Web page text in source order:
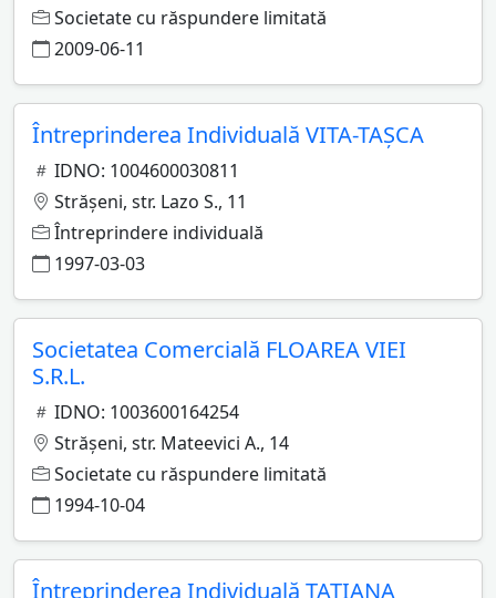
Societate cu răspundere limitată
2009-06-11
Întreprinderea Individuală VITA-TAŞCA
IDNO: 1004600030811
Străşeni, str. Lazo S., 11
Întreprindere individuală
1997-03-03
Societatea Comercială FLOAREA VIEI
S.R.L.
IDNO: 1003600164254
Străşeni, str. Mateevici A., 14
Societate cu răspundere limitată
1994-10-04
Întreprinderea Individuală TATIANA